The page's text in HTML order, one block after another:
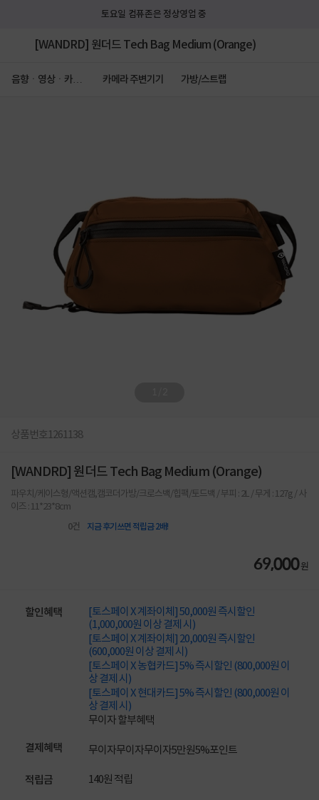
토요일 컴퓨존은 정상영업 중
[WANDRD] 원더드 Tech Bag Medium (Orange)
음향ㆍ영상ㆍ카메
카메라 주변기기 가방/스트랩
상품번호1261138
[WANDRD] 원더드 Tech Bag Medium (Orange)
파우치/케이스형/액션캠,캠코더가방/크로스백/힙팩/토드백 / 부피 : 2L / 무게 : 127g / 사
이즈 : 11*23*8cm
0건 지금 후기쓰면 적립금 2배!
69,000원
할인혜택
[토스페이 X 계좌이체] 50,000원 즉시할인
(1,000,000원 이상 결제 시)
[토스페이 X 계좌이체] 20,000원 즉시할인
(600,000원 이상 결제 시)
[토스페이 X 농협카드] 5% 즉시할인 (800,000원 이
상 결제 시)
[토스페이 X 현대카드] 5% 즉시할인 (800,000원 이
상 결제 시)
무이자 할부혜택
결제혜택 무이자무이자무이자5만원5%포인트
적립금 140원 적립